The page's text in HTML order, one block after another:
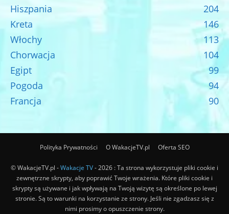
Hiszpania
204
Kreta
146
Włochy
113
Chorwacja
104
Egipt
99
Pogoda
94
Francja
90
Polityka Prywatności O WakacjeTV.pl Oferta SEO
© WakacjeTV.pl -Wakacje TV- 2026 : Ta strona wykorzystuje pliki cookie i
zewnętrzne skrypty, aby poprawić Twoje wrażenia. Które pliki cookie i
skrypty są używane i jak wpływają na Twoją wizytę są określone po lewej
stronie. Są to warunki na korzystanie ze strony. Jeśli nie zgadzasz się z
nimi prosimy o opuszczenie strony.